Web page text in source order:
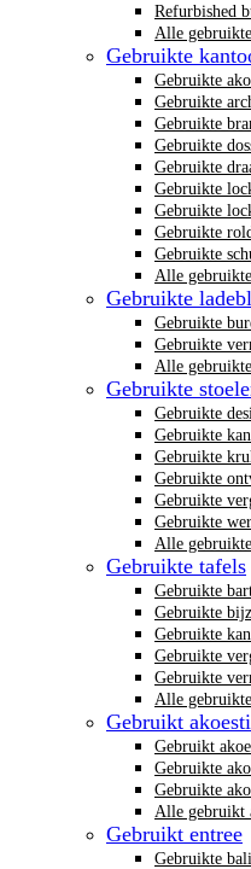
Refurbished
Alle
Gebruikte
Gebruikte
Gebruikte
Gebruikte
Gebruikte
Gebruikte
Gebruikte
Gebruikte
Gebruikte
Gebruikte
Alle
Gebruikte
Gebruikte
Gebruikte
Alle
Gebruikte
Gebruikte
Gebruikte
Gebruikte
Gebruikte
Gebruikte
Gebruikte
Alle
Gebruikte tafels
Gebruikte
Gebruikte
Gebruikte
Gebruikte
Gebruikte
Alle
Gebruikt
Gebruikt
Gebruikte
Gebruikte
Alle gebruikt
Gebruikt entree
Gebruikte